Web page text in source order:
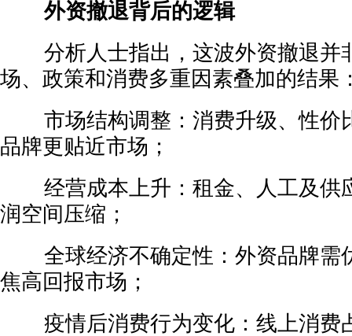
外资撤退背后的逻辑
分析人士指出，这波外资撤退并
场、政策和消费多重因素叠加的结果
市场结构调整：消费升级、性价
品牌更贴近市场；
经营成本上升：租金、人工及供
润空间压缩；
全球经济不确定性：外资品牌需
焦高回报市场；
疫情后消费行为变化：线上消费